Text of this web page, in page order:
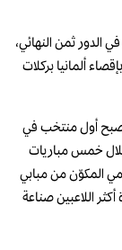
الدور ثمن النهائي،
ألمانيا بركلات
أول منتخب في
خمس مباريات
المكوّن من مبابي
اللاعبين صناعة